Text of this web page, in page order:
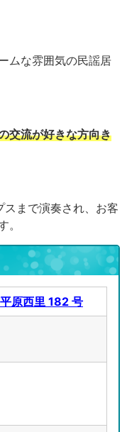
ムな雰囲気の民謡居
交流が好きな方向き
まで演奏され、お客
。
原西里 182 号